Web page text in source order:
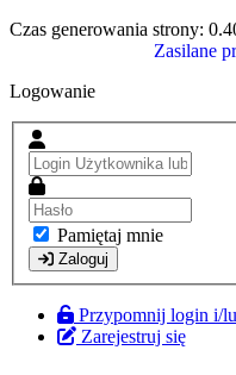
Czas generowania strony:
Zasilane
Logowanie
Pamiętaj mnie
Zaloguj
Przypomnij login i/
Zarejestruj się